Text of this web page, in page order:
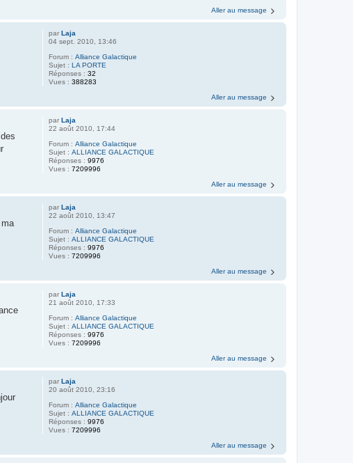
Aller au message
parLaja
04 sept. 2010, 13:46
Forum :Alliance Galactique
Sujet :LA PORTE
Réponses :32
Vues :388283
Aller au message
parLaja
22 août 2010, 17:44
Forum :Alliance Galactique
Sujet :ALLIANCE GALACTIQUE
Réponses :9976
Vues :7209996
Aller au message
parLaja
22 août 2010, 13:47
Forum :Alliance Galactique
Sujet :ALLIANCE GALACTIQUE
Réponses :9976
Vues :7209996
Aller au message
parLaja
21 août 2010, 17:33
Forum :Alliance Galactique
Sujet :ALLIANCE GALACTIQUE
Réponses :9976
Vues :7209996
Aller au message
parLaja
20 août 2010, 23:16
Forum :Alliance Galactique
Sujet :ALLIANCE GALACTIQUE
Réponses :9976
Vues :7209996
Aller au message